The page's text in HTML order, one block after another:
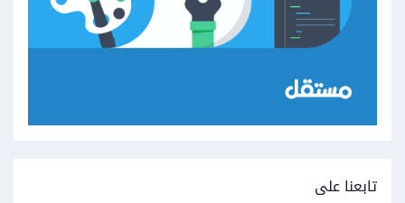
تابعنا على